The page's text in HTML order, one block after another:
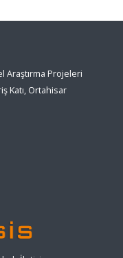
Araştırma Projeleri
Katı, Ortahisar